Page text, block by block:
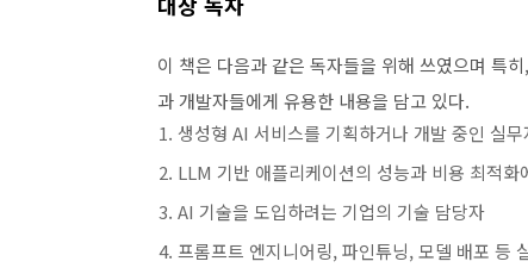
이 책은 다음과 같은 독자들을 위해 쓰였으며 특
과 개발자들에게 유용한 내용을 담고 있다.
생성형 AI 서비스를 기획하거나 개발 중인 실무
LLM 기반 애플리케이션의 성능과 비용 최적화
AI 기술을 도입하려는 기업의 기술 담당자
프롬프트 엔지니어링, 파인튜닝, 모델 배포 등